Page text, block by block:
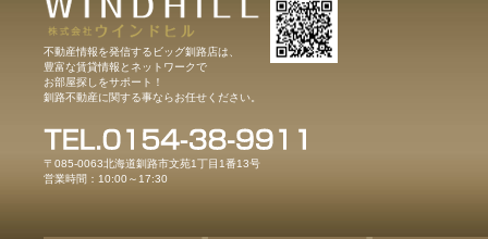
不動産情報を発信するビッグ釧路店は、
豊富な賃貸情報とネットワークで
お部屋探しをサポート！
釧路不動産に関する事ならお任せください。
〒085-0063北海道釧路市文苑1丁目1番13号
営業時間：10:00～17:30